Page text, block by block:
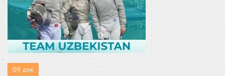
09 дек